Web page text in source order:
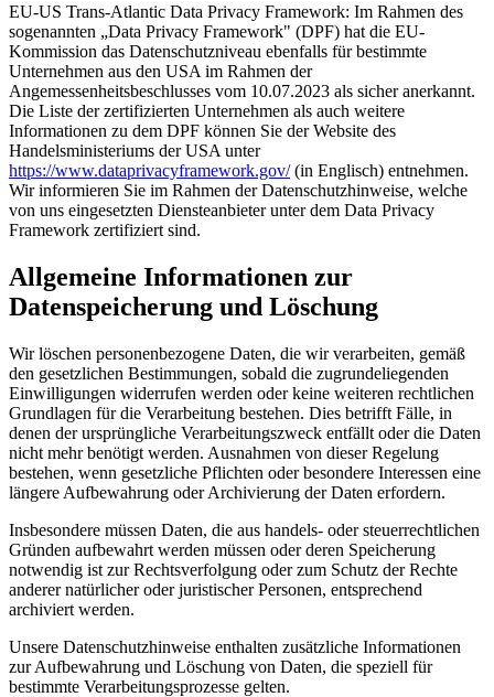
EU-US Trans-Atlantic Data Privacy Framework: Im Rahmen des
sogenannten „Data Privacy Framework" (DPF) hat die EU-
Kommission das Datenschutzniveau ebenfalls für bestimmte
Unternehmen aus den USA im Rahmen der
Angemessenheitsbeschlusses vom 10.07.2023 als sicher anerkannt.
Die Liste der zertifizierten Unternehmen als auch weitere
Informationen zu dem DPF können Sie der Website des
Handelsministeriums der USA unter
https://www.dataprivacyframework.gov/(in Englisch) entnehmen.
Wir informieren Sie im Rahmen der Datenschutzhinweise, welche
von uns eingesetzten Diensteanbieter unter dem Data Privacy
Framework zertifiziert sind.
Allgemeine Informationen zur
Datenspeicherung und Löschung
Wir löschen personenbezogene Daten, die wir verarbeiten, gemäß
den gesetzlichen Bestimmungen, sobald die zugrundeliegenden
Einwilligungen widerrufen werden oder keine weiteren rechtlichen
Grundlagen für die Verarbeitung bestehen. Dies betrifft Fälle, in
denen der ursprüngliche Verarbeitungszweck entfällt oder die Daten
nicht mehr benötigt werden. Ausnahmen von dieser Regelung
bestehen, wenn gesetzliche Pflichten oder besondere Interessen eine
längere Aufbewahrung oder Archivierung der Daten erfordern.
Insbesondere müssen Daten, die aus handels- oder steuerrechtlichen
Gründen aufbewahrt werden müssen oder deren Speicherung
notwendig ist zur Rechtsverfolgung oder zum Schutz der Rechte
anderer natürlicher oder juristischer Personen, entsprechend
archiviert werden.
Unsere Datenschutzhinweise enthalten zusätzliche Informationen
zur Aufbewahrung und Löschung von Daten, die speziell für
bestimmte Verarbeitungsprozesse gelten.